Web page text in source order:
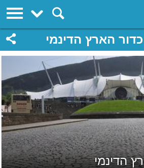
כדור הארץ הדינמי
הדינמי